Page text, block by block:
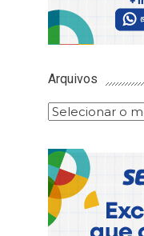
Arquivos
Arquivos